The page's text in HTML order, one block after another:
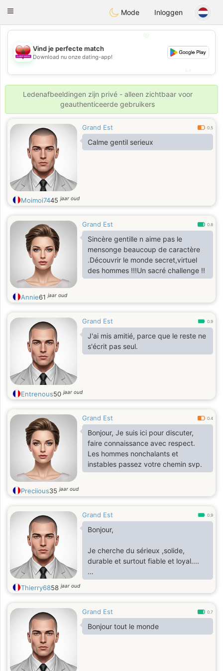
Maroc Dating
Toggle
Mode Inloggen
💖
💕
Vind je perfecte match
Download nu onze dating-app!
Ledenafbeeldingen zijn privé - alleen zichtbaar voor
geauthenticeerde gebruikers
Grand Est 0.5
Calme gentil serieux
Moimoi7445jaar oud
Grand Est 0.8
Sincère gentille n aime pas le
mensonge beaucoup de caractère
.Découvrir le monde secret,virtuel
des hommes !!!Un sacré challenge !!
Annie61jaar oud
Grand Est 0.9
J'ai mis amitié, parce que le reste ne
s'écrit pas seul.
Entrenous50jaar oud
Grand Est 0.4
Bonjour, Je suis ici pour discuter,
faire connaissance avec respect.
Les hommes nonchalants et
instables passez votre chemin svp.
Preciious35jaar oud
Grand Est 0.9
Bonjour,
Je cherche du sérieux ,solide,
durable et surtout fiable et loyal....
-------------------
une personne qui recherche la
stabilité,la fiabilité,
la tranquillité..
Thierry6858jaar oud
Grand Est 0.7
Bonjour tout le monde